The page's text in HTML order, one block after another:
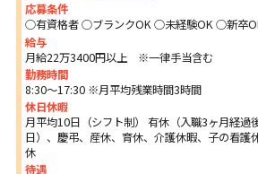
応募条件
○有資格者 ○ブランクOK ○未経験OK ○新卒
給与
月給22万3400円以上 ※一律手当含む
勤務時間
8:30～17:30 ※月平均残業時間3時間
休日休暇
月平均10日（シフト制） 有休（入職3ヶ月経過
日）、慶弔、産休、育休、介護休暇、子の看護
休
待遇